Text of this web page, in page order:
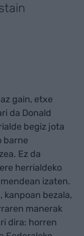
gain, etxe
da Donald
begiz jota
barne
Ez da
herrialdeko
izaten.
kanpoan bezala,
manerak
dira: horren